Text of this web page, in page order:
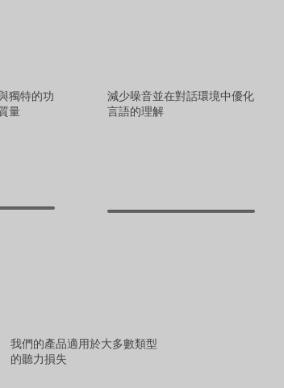
獨特的功
量
減少噪音並在對話環境中優化
言語的理解
我們的產品適用於大多數類型
的聽力損失